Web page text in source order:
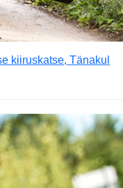
kiiruskatse, Tänakul